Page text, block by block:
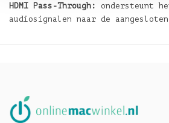
HDMI Pass-Through:
ondersteunt
audiosignalen naar de aangesloten